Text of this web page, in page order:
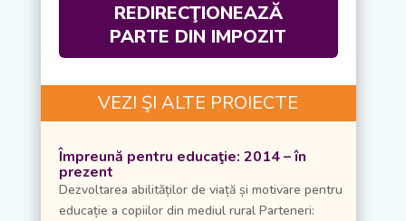
REDIRECŢIONEAZĂ
PARTE DIN IMPOZIT
VEZI ŞI ALTE PROIECTE
Împreună pentru educaţie: 2014 – în
prezent
Dezvoltarea abilităților de viață și motivare pentru
educație a copiilor din mediul rural Parteneri: